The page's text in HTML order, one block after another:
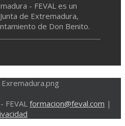
- FEVAL es un
de Extremadura,
de Don Benito.
FEVAL formacion@feval.com |